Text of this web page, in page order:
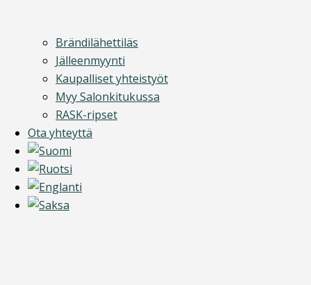
Brändilähettiläs
Jälleenmyynti
Kaupalliset yhteistyöt
Myy Salonkitukussa
RASK-ripset
Ota yhteyttä